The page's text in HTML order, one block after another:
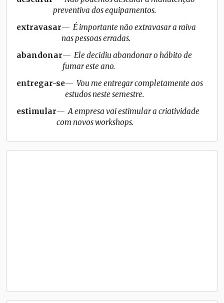
preventiva dos equipamentos.
extravasar
É importante não extravasar a raiva
nas pessoas erradas.
abandonar
Ele decidiu abandonar o hábito de
fumar este ano.
entregar-se
Vou me entregar completamente aos
estudos neste semestre.
estimular
A empresa vai estimular a criatividade
com novos workshops.